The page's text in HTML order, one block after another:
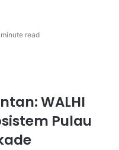
read
WALHI
Pulau